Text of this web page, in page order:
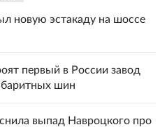
новую эстакаду на шоссе
первый в России завод
шин
выпад Навроцкого про